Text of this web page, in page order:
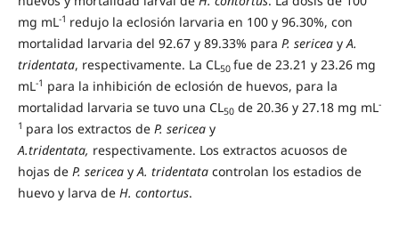
mg mL-1 redujo la eclosión larvaria en 100 y 96.30%, con
mortalidad larvaria del 92.67 y 89.33% para P. sericeayA.
tridentata, respectivamente. La CL50 fue de 23.21 y 23.26 mg
mL-1 para la inhibición de eclosión de huevos, para la
mortalidad larvaria se tuvo una CL50de 20.36 y 27.18 mg mL-
1 para los extractos de P. sericeay
A.tridentata, respectivamente. Los extractos acuosos de
hojas de P. sericea yA. tridentatacontrolan los estadios de
huevo y larva de H. contortus.